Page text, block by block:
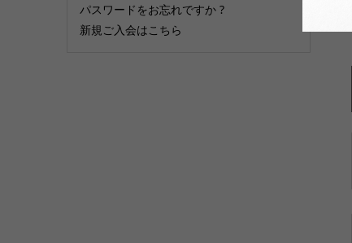
パスワードをお忘れですか ?
新規ご入会はこちら